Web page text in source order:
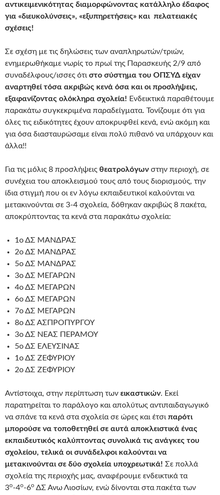
αντικειμενικότητας διαμορφώνοντας κατάλληλο έδαφος
για «διευκολύνσεις», «εξυπηρετήσεις» και πελατειακές
σχέσεις!
Σε σχέση με τις δηλώσεις των αναπληρωτών/τριών,
ενημερωθήκαμε νωρίς το πρωί της Παρασκευής 2/9 από
συναδέλφους/ισσες ότι στο σύστημα του ΟΠΣΥΔ είχαν
αναρτηθεί τόσα ακριβώς κενά όσα και οι προσλήψεις,
εξαφανίζοντας ολόκληρα σχολεία! Ενδεικτικά παραθέτουμε
παρακάτω συγκεκριμένα παραδείγματα. Τονίζουμε ότι για
όλες τις ειδικότητες έχουν αποκρυφθεί κενά, ενώ ακόμη και
για όσα διασταυρώσαμε είναι πολύ πιθανό να υπάρχουν και
άλλα!!
Για τις μόλις 8 προσλήψεις θεατρολόγων στην περιοχή, σε
συνέχεια του αποκλεισμού τους από τους διορισμούς, την
ίδια στιγμή που οι εν λόγω εκπαιδευτικοί καλούνται να
μετακινούνται σε 3-4 σχολεία, δόθηκαν ακριβώς 8 πακέτα,
αποκρύπτοντας τα κενά στα παρακάτω σχολεία:
1ο ΔΣ ΜΑΝΔΡΑΣ
2ο ΔΣ ΜΑΝΔΡΑΣ
5ο ΔΣ ΜΑΝΔΡΑΣ
3ο ΔΣ ΜΕΓΑΡΩΝ
4ο ΔΣ ΜΕΓΑΡΩΝ
6ο ΔΣ ΜΕΓΑΡΩΝ
7ο ΔΣ ΜΕΓΑΡΩΝ
8ο ΔΣ ΑΣΠΡΟΠΥΡΓΟΥ
3ο ΔΣ ΝΕΑΣ ΠΕΡΑΜΟΥ
5ο ΔΣ ΕΛΕΥΣΙΝΑΣ
1ο ΔΣ ΖΕΦΥΡΙΟΥ
2ο ΔΣ ΖΕΦΥΡΙΟΥ
Αντίστοιχα, στην περίπτωση των εικαστικών. Εκεί
παρατηρείται το παράλογο και απολύτως αντιπαιδαγωγικό
να σπάνε τα κενά στα σχολεία σε ώρες και έτσι παρότι
μπορούσε να τοποθετηθεί σε αυτά αποκλειστικά ένας
εκπαιδευτικός καλύπτοντας συνολικά τις ανάγκες του
σχολείου, τελικά οι συνάδελφοι καλούνται να
μετακινούνται σε δύο σχολεία υποχρεωτικά! Σε πολλά
σχολεία της περιοχής μας, αναφέρουμε ενδεικτικά τα
3ο-4ο-6ο ΔΣ Άνω Λιοσίων, ενώ δίνονται στα πακέτα των